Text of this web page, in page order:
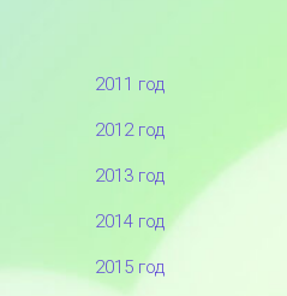
2011 год
2012 год
2013 год
2014 год
2015 год